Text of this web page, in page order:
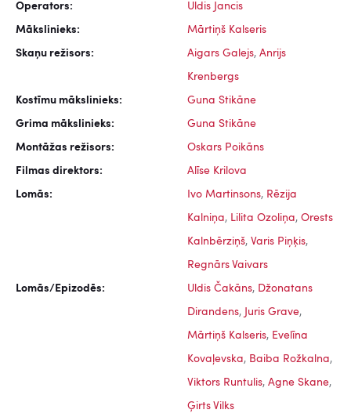
Operators: Uldis Jancis
Mākslinieks: Mārtiņš Kalseris
Skaņu režisors: Aigars Galejs, Anrijs
Krenbergs
Kostīmu mākslinieks: Guna Stikāne
Grima mākslinieks: Guna Stikāne
Montāžas režisors: Oskars Poikāns
Filmas direktors: Alīse Krilova
Lomās: Ivo Martinsons, Rēzija
Kalniņa, Lilita Ozoliņa, Orests
Kalnbērziņš, Varis Piņķis,
Regnārs Vaivars
Lomās/Epizodēs: Uldis Čakāns, Džonatans
Dirandens, Juris Grave,
Mārtiņš Kalseris, Evelīna
Kovaļevska, Baiba Rožkalna,
Viktors Runtulis, Agne Skane,
Ģirts Vilks